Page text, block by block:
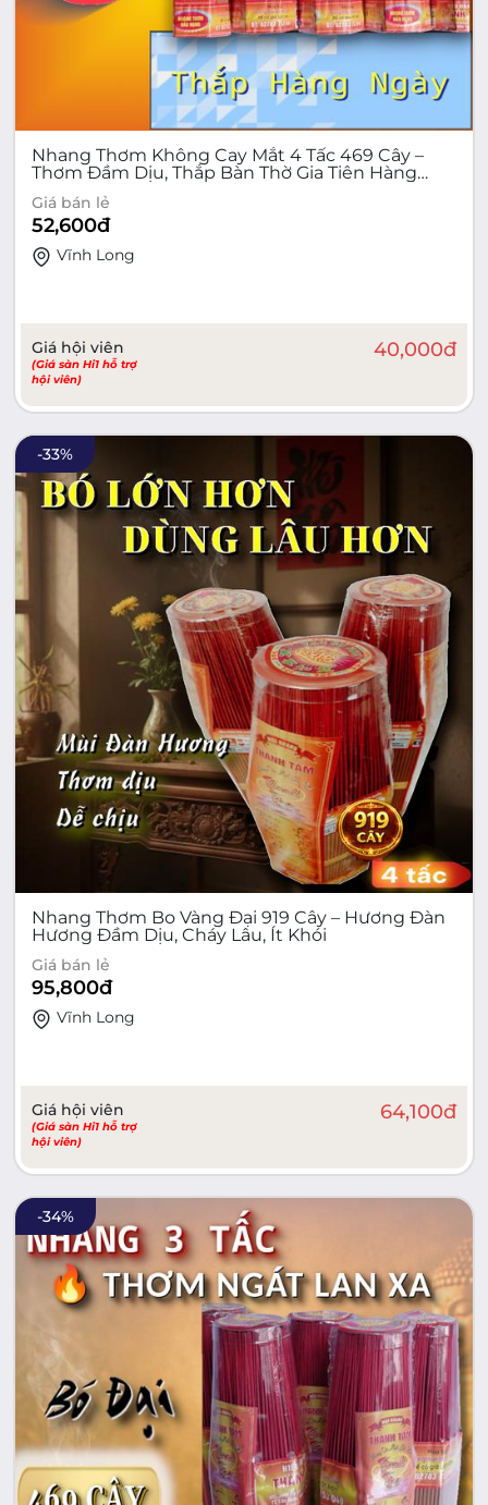
Nhang Thơm Không Cay Mắt 4 Tấc 469 Cây –
Thơm Đầm Dịu, Thắp Bàn Thờ Gia Tiên Hàng
Giá bán lẻ
52,600đ
Vĩnh Long
Giá hội viên
(Giá sàn Hi1 hỗ trợ
hội viên)
40,000đ
-33%
Nhang Thơm Bo Vàng Đại 919 Cây – Hương Đàn
Hương Đầm Dịu, Cháy Lâu, Ít Khói
Giá bán lẻ
95,800đ
Vĩnh Long
Giá hội viên
(Giá sàn Hi1 hỗ trợ
hội viên)
64,100đ
-34%